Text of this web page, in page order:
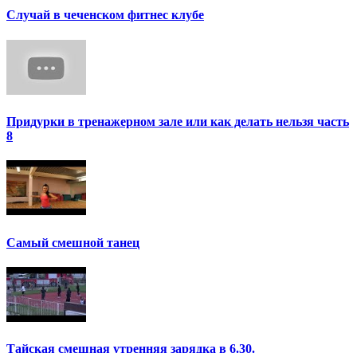
Случай в чеченском фитнес клубе
Придурки в тренажерном зале или как делать нельзя часть
8
Самый смешной танец
Тайская смешная утренняя зарядка в 6.30.